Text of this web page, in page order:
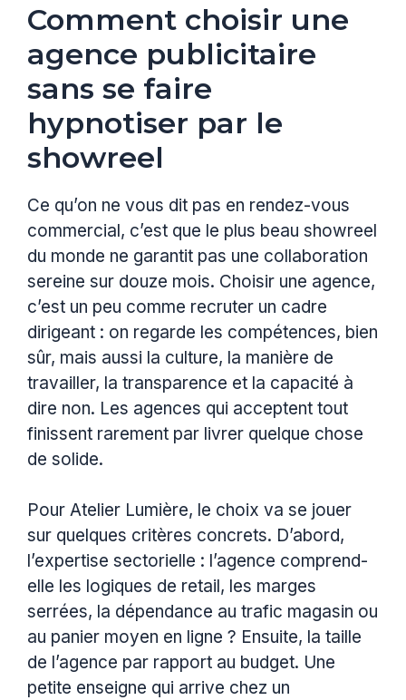
Comment choisir une
agence publicitaire
sans se faire
hypnotiser par le
showreel
Ce qu’on ne vous dit pas en rendez-vous
commercial, c’est que le plus beau showreel
du monde ne garantit pas une collaboration
sereine sur douze mois. Choisir une agence,
c’est un peu comme recruter un cadre
dirigeant : on regarde les compétences, bien
sûr, mais aussi la culture, la manière de
travailler, la transparence et la capacité à
dire non. Les agences qui acceptent tout
finissent rarement par livrer quelque chose
de solide.
Pour Atelier Lumière, le choix va se jouer
sur quelques critères concrets. D’abord,
l’expertise sectorielle : l’agence comprend-
elle les logiques de retail, les marges
serrées, la dépendance au trafic magasin ou
au panier moyen en ligne ? Ensuite, la taille
de l’agence par rapport au budget. Une
petite enseigne qui arrive chez un